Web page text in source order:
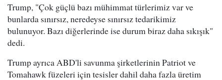
Trump, "Çok güçlü bazı mühimmat türlerimiz var ve
bunlarda sınırsız, neredeyse sınırsız tedarikimiz
bulunuyor. Bazı diğerlerinde ise durum biraz daha sıkışık"
dedi.
Trump ayrıca ABD'li savunma şirketlerinin Patriot ve
Tomahawk füzeleri için tesisler dahil daha fazla üretim